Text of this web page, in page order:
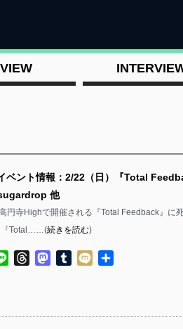
イベント情報：2/22（日）『Total
他
円寺Highで開催される『Total Feedback』に
『Total……(続きを読む)
Line ThreadsMastodon
TumblrMixi